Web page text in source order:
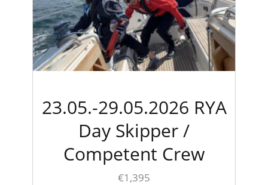
23.05.-29.05.2026 RYA
Day Skipper /
Competent Crew
€1,395